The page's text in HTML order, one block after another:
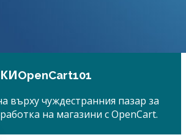
OpenCart101
върху чуждестранния пазар за
на магазини с OpenCart.